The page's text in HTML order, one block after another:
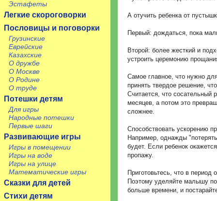
Эстафеты
Легкие скороговорки
Пословицы и поговорки
Грузинские
Еврейские
Казахские
О дружбе
О Москве
О Родине
О труде
Потешки детям
Для игры
Народные потешки
Первые шаги
Развивающие игры
Игры в помещении
Игры на воде
Игры на улице
Математические игры
Сказки для детей
Стихи детям
А отучить ребенка от
Первый: дождаться, пока
Второй: более жесткий и
устроить церемонию
Самое главное, что нужно
принять твердое решение,
Считается, что сосательный
месяцев, а потом это
сложнее.
Способствовать ускорению
Например, однажды
будет. Если ребенок
пропажу.
Приготовьтесь, что в период
Поэтому уделяйте малышу
больше времени, и